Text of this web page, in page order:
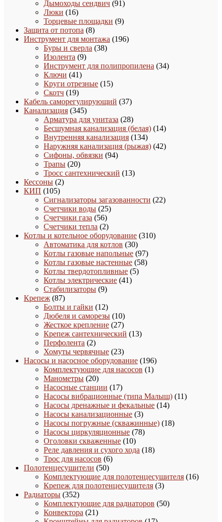
Дымоходы сендвич 9191
Люки 1616
товаров
Торцевые площадки 99
Защита от потопа 88
товаров
Инструмент для монтажа 196196
Буры и сверла 3838
Изолента 99
товаров
Инструмент для полипропилена 3434
Ключи 4141
товар
Круги отрезные 1515
Скотч 1919
товаров
Кабель саморегулирующий 3737
Канализация 345345
товаров
Арматура для унитаза 2828
товаров
Бесшумная канализация (белая) 1414
Внутренняя канализация 134134
товара
Наружняя канализация (рыжая) 4242
Сифоны, обвязки 9494
Трапы 2020
товаров
Тросс сантехнический 1313
Кессоны 22
КИП 105105
товаров
Сигнализаторы загазованности 2222
Счетчики воды 2525
Счетчики газа 5656
товаров
Счетчики тепла 22
товара
Котлы и котельное оборудование 310310
Автоматика для котлов 3030
товаров
Котлы газовые напольные 9797
товаров
Котлы газовые настенные 5858
Котлы твердотопливные 55
Котлы электрические 4141
Стабилизаторы 99
Крепеж 8787
товаров
Болты и гайки 1212
товаров
Дюбеля и саморезы 1010
товаров
Жесткое крепление 2727
товаров
Крепеж сантехнический 1313
Перфолента 22
товара
Хомуты червячные 2323
товара
Насосы и насосное оборудование 196196
Комплектующие для насосов 11
Манометры 2020
товаров
Насосные станции 1717
товаров
Насосы вибрационные (типа Малыш) 1111
Насосы дренажные и фекальные 1414
Насосы канализационные 33
товара
Насосы погружные (скважинные) 1818
Насосы циркуляционные 7878
Оголовки скваженные 1010
товаров
Реле давления и сухого хода 1818
Трос для насосов 66
Полотенцесушители 5050
товаров
Комплектующие для полотенцесушителя 1616
Крепеж для полотенцесушителя 33
Радиаторы 352352
товара
Комплектующие для радиаторов 5050
Конвектора 2121